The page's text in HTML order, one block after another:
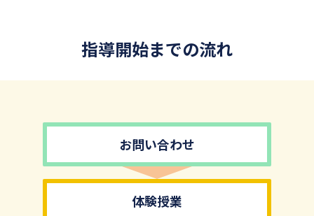
指導開始までの流れ
お問い合わせ
体験授業